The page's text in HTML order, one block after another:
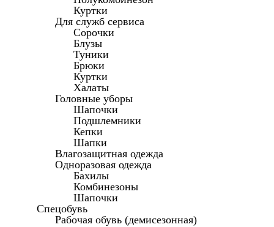
Куртки
Для служб сервиса
Сорочки
Блузы
Туники
Брюки
Куртки
Халаты
Головные уборы
Шапочки
Подшлемники
Кепки
Шапки
Влагозащитная одежда
Одноразовая одежда
Бахилы
Комбинезоны
Шапочки
Спецобувь
Рабочая обувь (демисезонная)